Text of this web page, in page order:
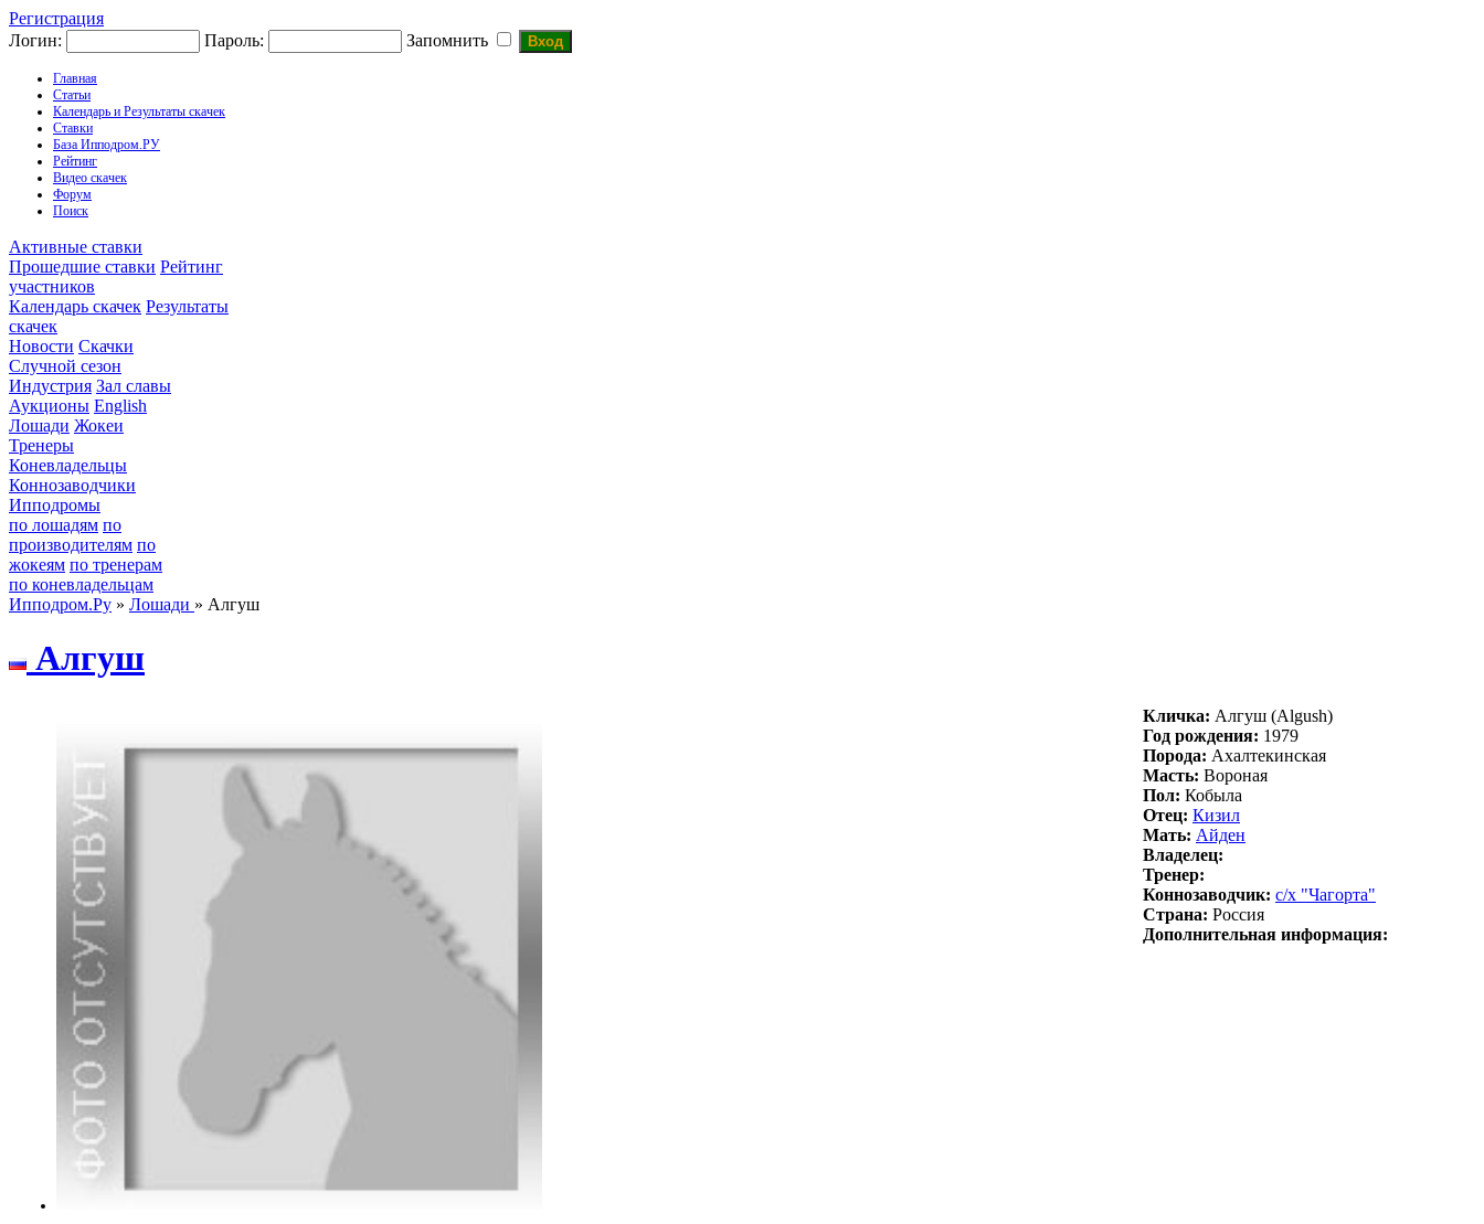
Регистрация
Логин:
Пароль: Запомнить
Главная
Статьи
Календарь и Результаты скачек
Ставки
База Ипподром.РУ
Рейтинг
Видео скачек
Форум
Поиск
Активные ставки
Прошедшие ставки Рейтинг
участников
Календарь скачек Результаты
скачек
Новости Скачки
Случной сезон
Индустрия Зал славы
Аукционы English
Лошади Жокеи
Тренеры
Коневладельцы
Коннозаводчики
Ипподромы
по лошадям по
производителям по
жокеям по тренерам
по коневладельцам
Ипподром.Ру » Лошади » Алгуш
Алгуш
Кличка: Алгуш (Algush)
Год рождения: 1979
Порода: Ахалтекинская
Масть: Вороная
Пол: Кобыла
Отец: Кизил
Мать: Aйден
Владелец:
Тренер:
Коннозаводчик: с/х "Чaгopтa"
Страна: Россия
Дополнительная информация: